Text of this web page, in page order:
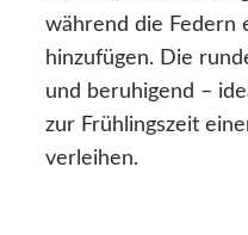
während die Federn
hinzufügen. Die
und beruhigend –
zur Frühlingszeit
verleihen.